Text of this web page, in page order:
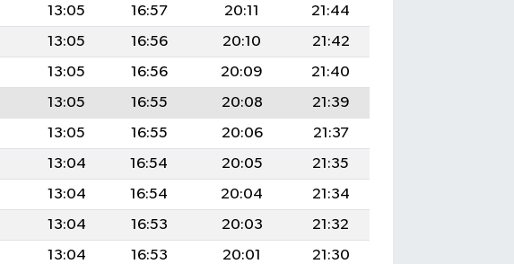
13:05 16:57 20:11
21:44
13:05 16:56 20:10
21:42
13:05 16:56 20:09
21:40
13:05 16:55 20:08
21:39
13:05 16:55 20:06
21:37
13:04 16:54 20:05
21:35
13:04 16:54 20:04
21:34
13:04 16:53 20:03
21:32
13:04 16:53 20:01
21:30